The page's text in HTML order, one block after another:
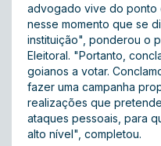
advogado vive do ponto
nesse momento que se
instituição", ponderou o
Eleitoral. "Portanto,
goianos a votar.
fazer uma campanha
realizações que
ataques pessoais, para
alto nível", completou.